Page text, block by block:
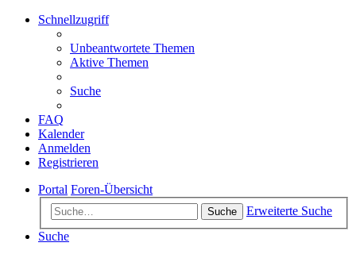
Schnellzugriff
Unbeantwortete Themen
Aktive Themen
Suche
FAQ
Kalender
Anmelden
Registrieren
Portal Foren-Übersicht
Suche
Erweiterte Suche
Suche